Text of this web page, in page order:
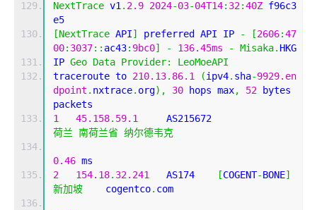
NextTrace v1 . 2.9 2024-03-04T14: 32:40Z f96c3
e5
[NextTrace API] preferred API IP - [2606:47
00: 3037:: ac43: 9bc0] - 136.45ms - Misaka. HKG
IP Geo Data Provider:
LeoMoeAPI
traceroute to 210.13. 86.1 (ipv4. sha-9929.en
dpoint . nxtrace. org), 30 hops max, 52 bytes
packets
1
45.158. 59.1
荷兰 南荷兰省 纳尔德韦克
0.46 ms
2
154.18. 32.241
   AS174
[COGENT-BONE]
新加坡
    cogentco
. com